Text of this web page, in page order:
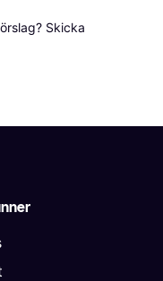
Skicka